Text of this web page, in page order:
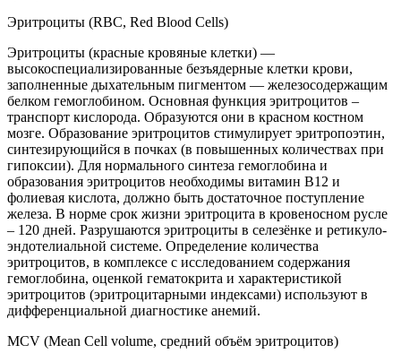
Эритроциты (RBC, Red Blood Cells)
Эритроциты (красные кровяные клетки) —
высокоспециализированные безъядерные клетки крови,
заполненные дыхательным пигментом — железосодержащим
белком гемоглобином. Основная функция эритроцитов –
транспорт кислорода. Образуются они в красном костном
мозге. Образование эритроцитов стимулирует эритропоэтин,
синтезирующийся в почках (в повышенных количествах при
гипоксии). Для нормального синтеза гемоглобина и
образования эритроцитов необходимы витамин В12 и
фолиевая кислота, должно быть достаточное поступление
железа. В норме срок жизни эритроцита в кровеносном русле
– 120 дней. Разрушаются эритроциты в селезёнке и ретикуло-
эндотелиальной системе. Определение количества
эритроцитов, в комплексе с исследованием содержания
гемоглобина, оценкой гематокрита и характеристикой
эритроцитов (эритроцитарными индексами) используют в
дифференциальной диагностике анемий.
MCV (Mean Cell volume, средний объём эритроцитов)